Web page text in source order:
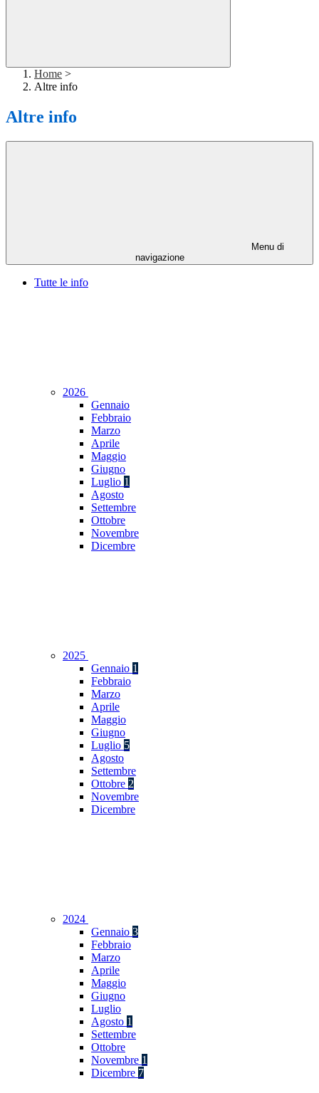
Home >
Altre info
Altre info
Menu di
navigazione
Tutte le info
2026
Gennaio
Febbraio
Marzo
Aprile
Maggio
Giugno
Luglio 1
Agosto
Settembre
Ottobre
Novembre
Dicembre
2025
Gennaio 1
Febbraio
Marzo
Aprile
Maggio
Giugno
Luglio 5
Agosto
Settembre
Ottobre 2
Novembre
Dicembre
2024
Gennaio 3
Febbraio
Marzo
Aprile
Maggio
Giugno
Luglio
Agosto 1
Settembre
Ottobre
Novembre 1
Dicembre 7